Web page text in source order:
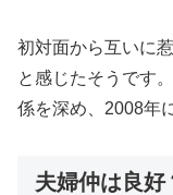
初対面から互いに
と感じたそうです
係を深め、2008年
夫婦仲は良好